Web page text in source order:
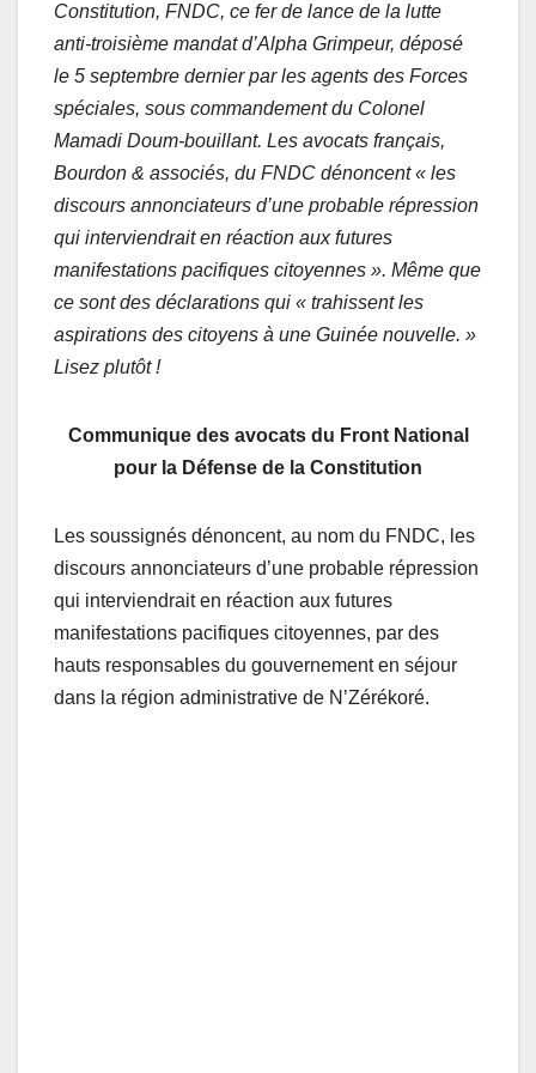
Constitution, FNDC, ce fer de lance de la lutte
anti-troisième mandat d’Alpha Grimpeur, déposé
le 5 septembre dernier par les agents des Forces
spéciales, sous commandement du Colonel
Mamadi Doum-bouillant. Les avocats français,
Bourdon & associés, du FNDC dénoncent « les
discours annonciateurs d’une probable répression
qui interviendrait en réaction aux futures
manifestations pacifiques citoyennes ». Même que
ce sont des déclarations qui « trahissent les
aspirations des citoyens à une Guinée nouvelle. »
Lisez plutôt !
Communique des avocats du Front National
pour la Défense de la Constitution
Les soussignés dénoncent, au nom du FNDC, les
discours annonciateurs d’une probable répression
qui interviendrait en réaction aux futures
manifestations pacifiques citoyennes, par des
hauts responsables du gouvernement en séjour
dans la région administrative de N’Zérékoré.